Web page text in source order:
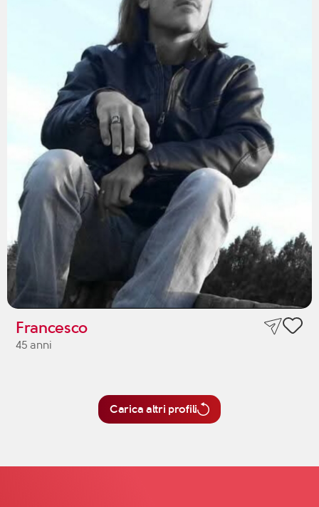
Francesco
45 anni
Carica altri profili